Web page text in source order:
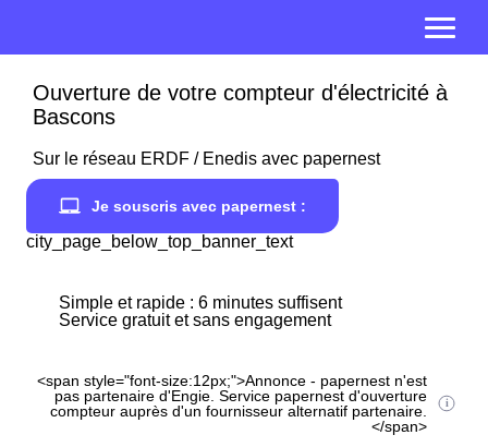
Ouverture de votre compteur d'électricité à
Bascons
Sur le réseau ERDF / Enedis avec papernest
Je souscris avec papernest :
city_page_below_top_banner_text
Simple et rapide : 6 minutes suffisent
Service gratuit et sans engagement
<span style="font-size:12px;">Annonce - papernest n'est
pas partenaire d'Engie. Service papernest d'ouverture
compteur auprès d'un fournisseur alternatif partenaire.
</span>